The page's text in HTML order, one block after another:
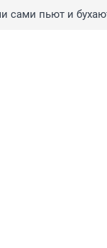
сами пьют и